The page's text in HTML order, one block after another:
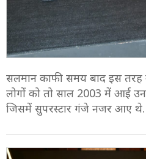
सलमान काफी समय बाद इस
लोगों को तो साल 2003 में आई
जिसमें सुपरस्टार गंजे नजर आए थे.